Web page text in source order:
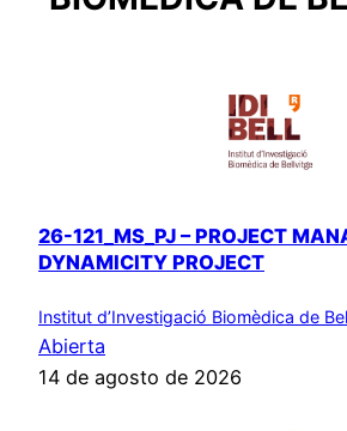
26-121_MS_PJ – PROJECT
DYNAMICITY PROJECT
Institut d’Investigació Biomèdica de
Abierta
14 de agosto de 2026